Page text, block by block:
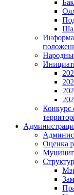
Конкурс
Оценка